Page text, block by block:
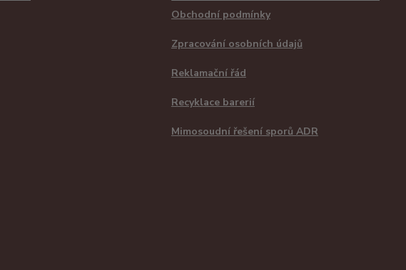
Obchodní podmínky
Zpracování osobních údajů
Reklamační řád
Recyklace barerií
Mimosoudní řešení sporů ADR